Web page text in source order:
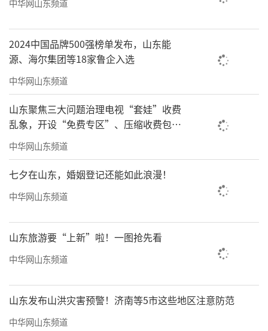
中华网山东频道
2024中国品牌500强榜单发布，山东能
源、海尔集团等18家鲁企入选
中华网山东频道
山东聚焦三大问题治理电视“套娃”收费
乱象，开设“免费专区”、压缩收费包比
例70%以上
中华网山东频道
七夕在山东，婚姻登记还能如此浪漫！
中华网山东频道
山东旅游要“上新”啦！一图抢先看
中华网山东频道
山东发布山洪灾害预警！济南等5市这些地区注意防范
中华网山东频道